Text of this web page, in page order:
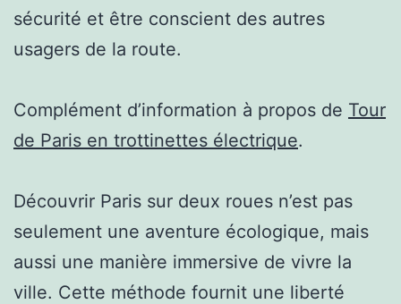
sécurité et être conscient des autres
usagers de la route.
Complément d’information à propos de Tour
de Paris en trottinettes électrique.
Découvrir Paris sur deux roues n’est pas
seulement une aventure écologique, mais
aussi une manière immersive de vivre la
ville. Cette méthode fournit une liberté